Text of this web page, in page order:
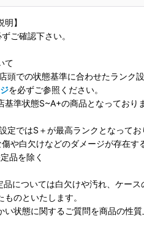
】
ご確認下さい。
て
頭での状態基準に合わせたランク
を必ずご参照ください。
準状態S~A+の商品となっており
定ではS＋が最高ランクとなってお
や白欠けなどのダメージが存在す
品を除く
品については白欠けや汚れ、ケー
のといたします。
状態に関するご質問を商品の性